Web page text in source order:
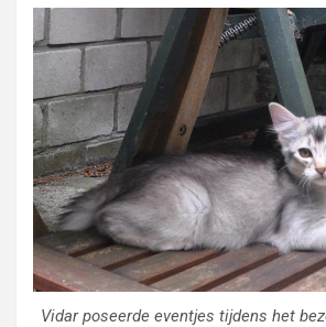
Vidar poseerde eventjes tijdens het